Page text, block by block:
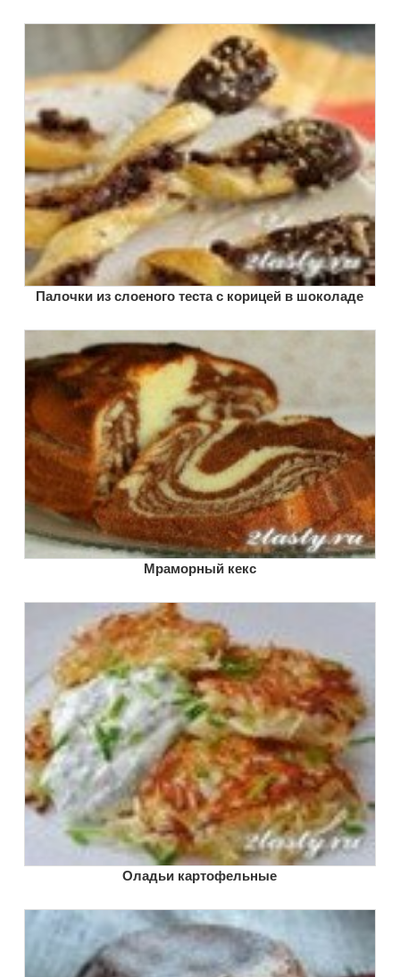
Палочки из слоеного теста с корицей в шоколаде
Мраморный кекс
Оладьи картофельные